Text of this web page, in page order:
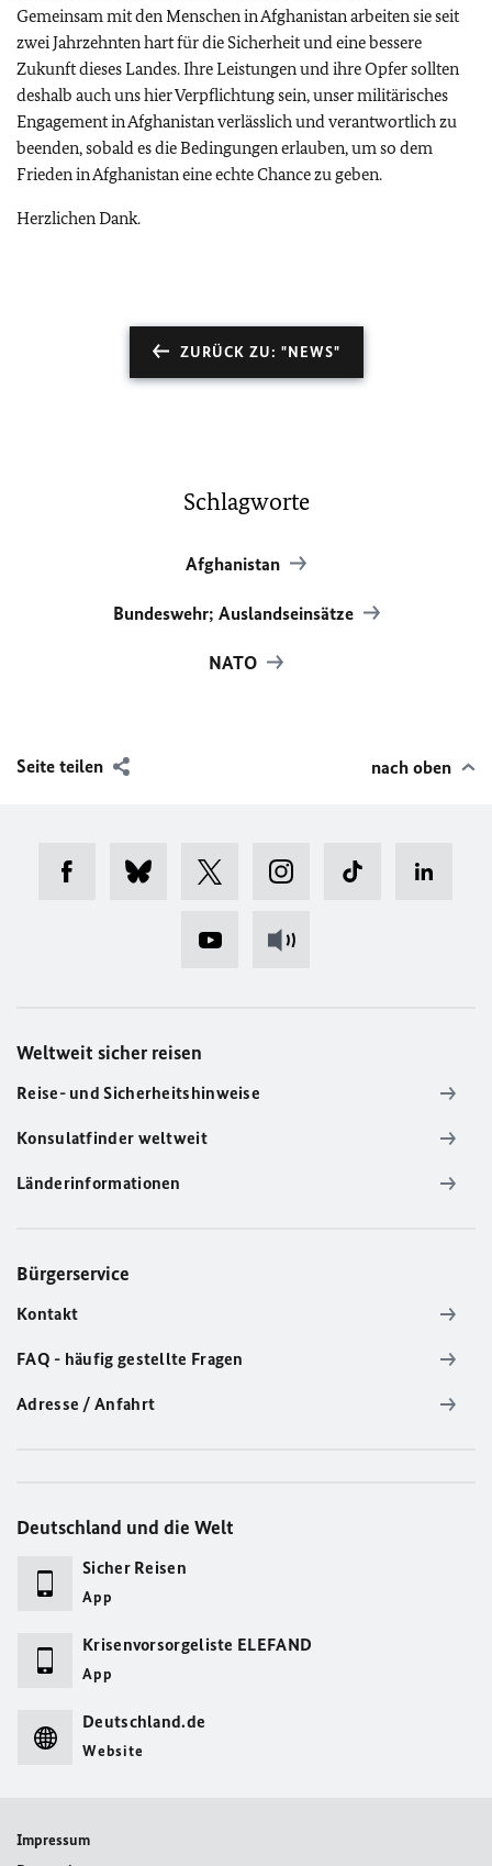
Gemeinsam mit den Menschen in Afghanistan arbeiten sie seit
zwei Jahrzehnten hart für die Sicherheit und eine bessere
Zukunft dieses Landes. Ihre Leistungen und ihre Opfer sollten
deshalb auch uns hier Verpflichtung sein, unser militärisches
Engagement in Afghanistan verlässlich und verantwortlich zu
beenden, sobald es die Bedingungen erlauben, um so dem
Frieden in Afghanistan eine echte Chance zu geben.
Herzlichen Dank.
ZURÜCK ZU: "NEWS"
Schlagworte
Afghanistan
Bundeswehr; Auslandseinsätze
NATO
Seite teilen nach oben
Weltweit sicher reisen
Reise- und Sicherheitshinweise
Konsulatfinder weltweit
Länderinformationen
Bürgerservice
Kontakt
FAQ - häufig gestellte Fragen
Adresse / Anfahrt
Deutschland und die Welt
Sicher Reisen
App
Krisenvorsorgeliste ELEFAND
App
Deutschland.de
Website
Impressum